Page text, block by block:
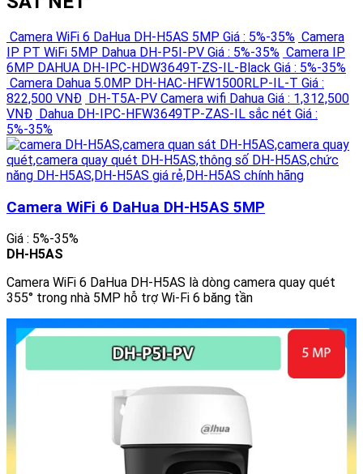
Camera WiFi 6 DaHua DH-H5AS 5MP Giá : 5%-35% Camera
IP PT WiFi 5MP Dahua DH-P5I-PV Giá : 5%-35% Camera IP
6MP DAHUA DH-IPC-HDW3649T-ZS-IL-Black Giá : 5%-35%
Camera Dahua 5.0MP DH-HAC-HFW1500RLP-IL-T Giá :
822,500 VNĐ DH-T5A-PV Camera wifi Dahua Giá : 1,312,500
VNĐ Dahua DH-IPC-HFW3649TP-ZAS-IL sắc nét Giá :
5%-35%
Camera WiFi 6 DaHua DH-H5AS 5MP
Giá : 5%-35%
DH-H5AS
Camera WiFi 6 DaHua DH-H5AS là dòng camera quay quét
355° trong nhà 5MP hỗ trợ Wi-Fi 6 băng tần